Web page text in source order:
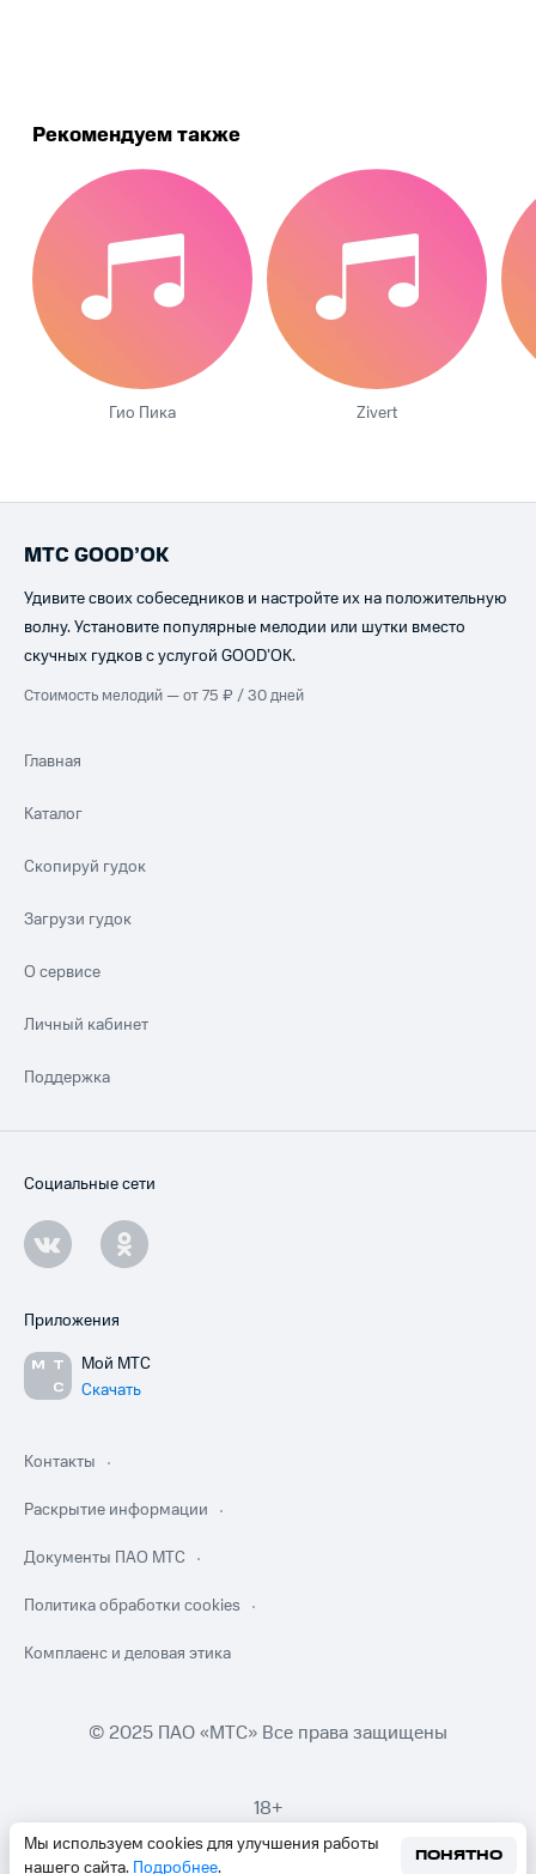
Рекомендуем также
Гио Пика Zivert
Мы используем cookies для улучшения работы
нашего сайта. Подробнее.
ПОНЯТНО
МТС GOOD’OK
Удивите своих собеседников и настройте их на положительную
волну. Установите популярные мелодии или шутки вместо
скучных гудков с услугой GOOD’OK.
Стоимость мелодий — от 75 ₽ / 30 дней
Главная
Каталог
Скопируй гудок
Загрузи гудок
О сервисе
Личный кабинет
Поддержка
Социальные сети
Приложения
Мой МТС
Скачать
Контакты
Раскрытие информации
Документы ПАО МТС
Политика обработки cookies
Комплаенс и деловая этика
© 2025 ПАО «МТС» Все права защищены
18+